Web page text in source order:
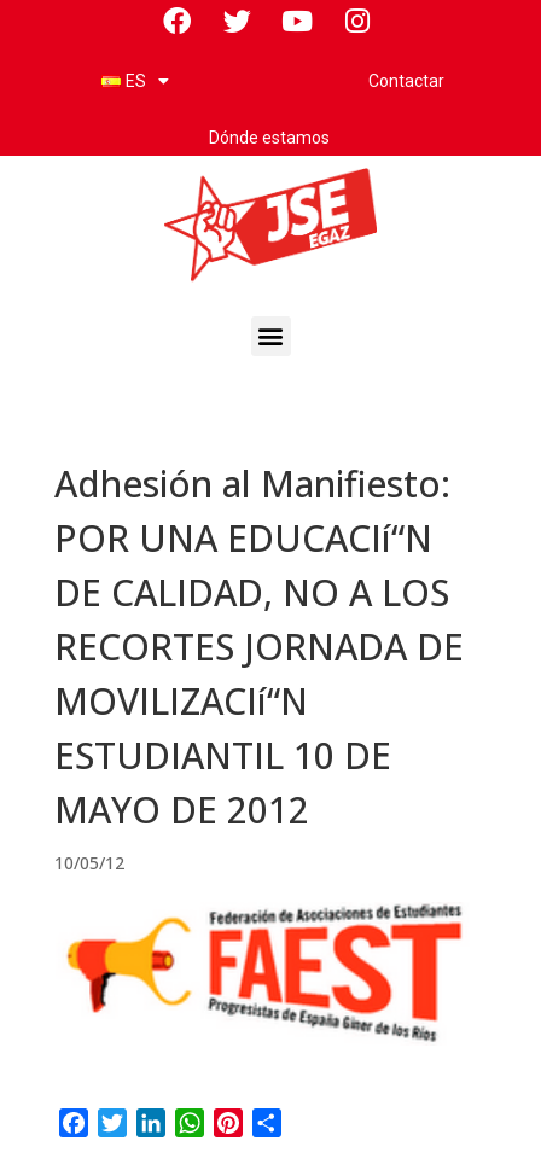
ES Contactar
Dónde estamos
Adhesión al Manifiesto:
POR UNA EDUCACIí“N
DE CALIDAD, NO A LOS
RECORTES JORNADA DE
MOVILIZACIí“N
ESTUDIANTIL 10 DE
MAYO DE 2012
10/05/12
W